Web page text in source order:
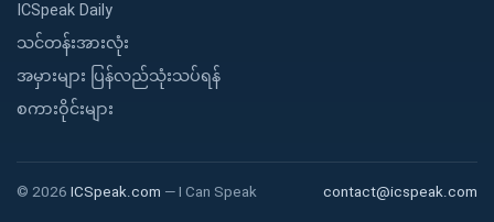
ICSpeak Daily
သင်တန်းအားလုံး
အမှားများ ပြန်လည်သုံးသပ်ရန်
စကားဝိုင်းများ
© 2026 ICSpeak.com — I Can Speak contact@icspeak.com